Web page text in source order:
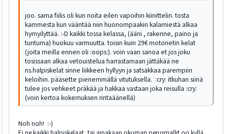
joo. sama fiilis oli kun noita eilen vapoihin kiinittelin. tosta
kammesta kun vääntää niin huonompaakin kalamiestä alkaa
hymyilyttää. :-D kaikki tossa kelassa, (ääni , rakenne, paino ja
tuntuma) huokuu varmuutta. toisin kuin 29€ motonetin kelat
(joita meilla ennen oli :oops:). voin vaan sanoa et jos joku
tosissaan alkaa vetouistelua harrastamaan jättäkää ne
ns.halpiskelat sinne liikkeen hyllyyn ja satsakkaa parempiin
keloihin. pääsette pienemmällä vitutuksella. :cry: itkuhan siinä
tulee jos vehkeet präkää ja hakkaa vastaan joka reisulla :cry:
(voin kertoa kokemuksen rintaäänellä)
Noh noh! :-)